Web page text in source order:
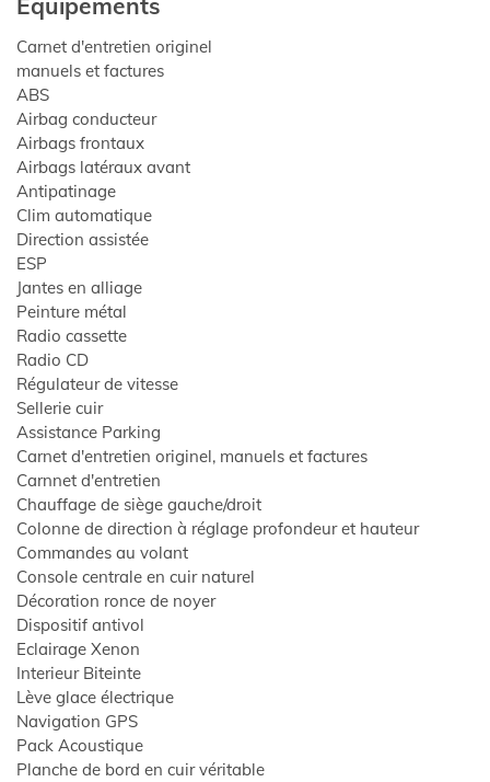
Équipements
Carnet d'entretien originel
manuels et factures
ABS
Airbag conducteur
Airbags frontaux
Airbags latéraux avant
Antipatinage
Clim automatique
Direction assistée
ESP
Jantes en alliage
Peinture métal
Radio cassette
Radio CD
Régulateur de vitesse
Sellerie cuir
Assistance Parking
Carnet d'entretien originel, manuels et factures
Carnnet d'entretien
Chauffage de siège gauche/droit
Colonne de direction à réglage profondeur et hauteur
Commandes au volant
Console centrale en cuir naturel
Décoration ronce de noyer
Dispositif antivol
Eclairage Xenon
Interieur Biteinte
Lève glace électrique
Navigation GPS
Pack Acoustique
Planche de bord en cuir véritable